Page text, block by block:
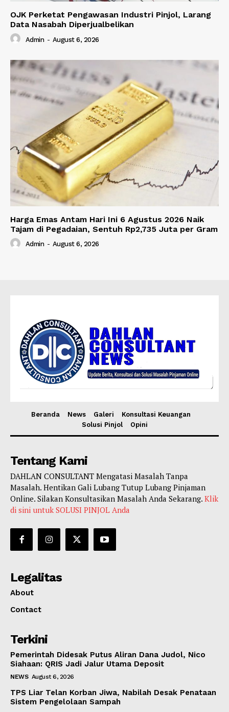
OJK Perketat Pengawasan Industri Pinjol, Larang
Data Nasabah Diperjualbelikan
Admin - August 6, 2026
Harga Emas Antam Hari Ini 6 Agustus 2026 Naik
Tajam di Pegadaian, Sentuh Rp2,735 Juta per Gram
Admin - August 6, 2026
Beranda News Galeri
Konsultasi Keuangan
Solusi Pinjol
Opini
Tentang Kami
DAHLAN CONSULTANT Mengatasi Masalah Tanpa
Masalah. Hentikan Gali Lubang Tutup Lubang Pinjaman
Online. Silakan Konsultasikan Masalah Anda Sekarang. Klik
di sini untuk SOLUSI PINJOL Anda
Legalitas
About
Contact
Terkini
Pemerintah Didesak Putus Aliran Dana Judol, Nico
Siahaan: QRIS Jadi Jalur Utama Deposit
NEWS August 6, 2026
TPS Liar Telan Korban Jiwa, Nabilah Desak Penataan
Sistem Pengelolaan Sampah